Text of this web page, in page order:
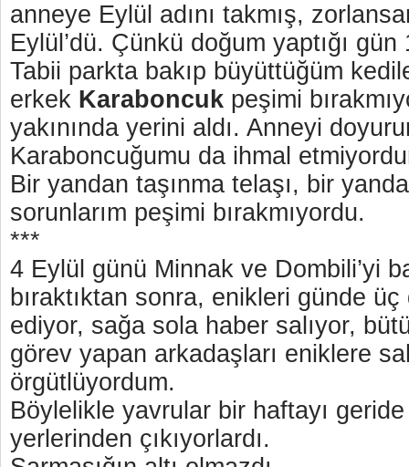
anneye Eylül adını takmış,
Eylül’dü. Çünkü doğum yaptığı gün
Tabii parkta bakıp büyüttüğüm
erkek Karaboncuk peşimi
yakınında yerini aldı. Anneyi
Karaboncuğumu da ihmal
Bir yandan taşınma telaşı, bir
sorunlarım peşimi bırakmıyordu.
***
4 Eylül günü Minnak ve Dombili’yi
bıraktıktan sonra, enikleri günde
ediyor, sağa sola haber salıyor,
görev yapan arkadaşları eniklere
örgütlüyordum.
Böylelikle yavrular bir haftayı geride
yerlerinden çıkıyorlardı.